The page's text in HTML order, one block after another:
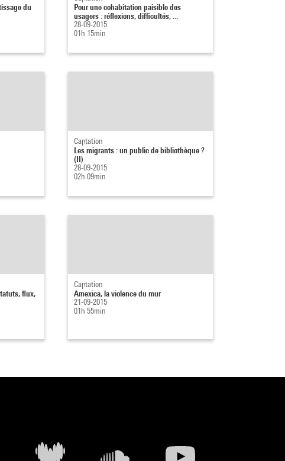
du
Pour une cohabitation paisible des
usagers : réflexions, difficultés, ...
28-09-2015
01h 15min
Captation
Les migrants : un public de bibliothèque ?
(II)
28-09-2015
02h 09min
flux,
Captation
Amexica, la violence du mur
21-09-2015
01h 55min